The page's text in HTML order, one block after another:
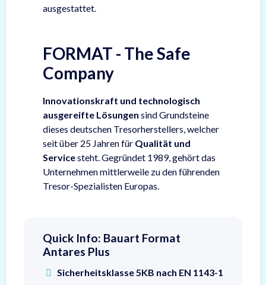
ausgestattet.
FORMAT - The Safe
Company
Innovationskraft und technologisch
ausgereifte Lösungen sind Grundsteine
dieses deutschen Tresorherstellers, welcher
seit über 25 Jahren für Qualität und
Servicesteht. Gegründet 1989, gehört das
Unternehmen mittlerweile zu den führenden
Tresor-Spezialisten Europas.
Quick Info: Bauart Format
Antares Plus
Sicherheitsklasse 5KB nach EN 1143-1